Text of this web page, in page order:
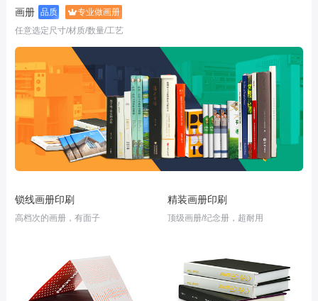
画册 品质
专业做画册
任意选定尺寸/材质/数量/工艺
锁线画册印刷
高档次的画册，有面子
精装画册印刷
顶级画册/纪念册，超耐用